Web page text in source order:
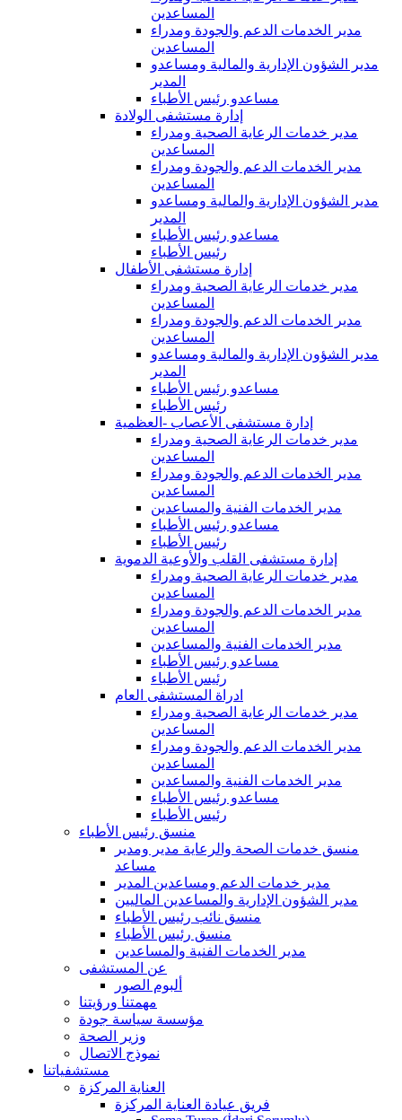
المساعدين
مدير الخدمات الدعم والجودة ومدراء
المساعدين
مدير الشؤون الإدارية والمالية ومساعدو
المدير
مساعدو رئيس الأطباء
إدارة مستشفى الولادة
مدير خدمات الرعاية الصحية ومدراء
المساعدين
مدير الخدمات الدعم والجودة ومدراء
المساعدين
مدير الشؤون الإدارية والمالية ومساعدو
المدير
مساعدو رئيس الأطباء
رئيس الأطباء
إدارة مستشفى الأطفال
مدير خدمات الرعاية الصحية ومدراء
المساعدين
مدير الخدمات الدعم والجودة ومدراء
المساعدين
مدير الشؤون الإدارية والمالية ومساعدو
المدير
مساعدو رئيس الأطباء
رئيس الأطباء
إدارة مستشفى الأعصاب -العظمية
مدير خدمات الرعاية الصحية ومدراء
المساعدين
مدير الخدمات الدعم والجودة ومدراء
المساعدين
مدير الخدمات الفنية والمساعدين
مساعدو رئيس الأطباء
رئيس الأطباء
إدارة مستشفى القلب والأوعية الدموية
مدير خدمات الرعاية الصحية ومدراء
المساعدين
مدير الخدمات الدعم والجودة ومدراء
المساعدين
مدير الخدمات الفنية والمساعدين
مساعدو رئيس الأطباء
رئيس الأطباء
ادراة المستشفى العام
مدير خدمات الرعاية الصحية ومدراء
المساعدين
مدير الخدمات الدعم والجودة ومدراء
المساعدين
مدير الخدمات الفنية والمساعدين
مساعدو رئيس الأطباء
رئيس الأطباء
منسق رئيس الأطباء
منسق خدمات الصحة والرعاية مدير ومدير
مساعد
مدير خدمات الدعم ومساعدين المدير
مدير الشؤون الإدارية والمساعدين الماليين
منسق نائب رئيس الأطباء
منسق رئيس الأطباء
مدير الخدمات الفنية والمساعدين
عن المستشفى
ألبوم الصور
مهمتنا ورؤيتنا
مؤسسة سياسة جودة
وزير الصحة
نموذج الاتصال
مستشفياتنا
العناية المركزة
فريق عيادة العناية المركزة